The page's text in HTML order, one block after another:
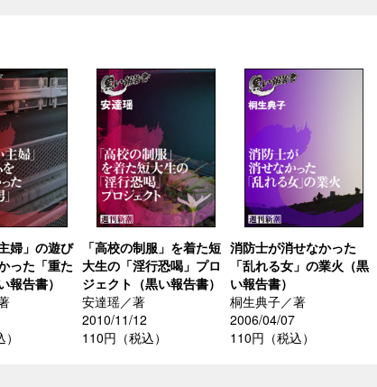
婦」の遊び
った「重た
報告書）
「高校の制服」を着た短
大生の「淫行恐喝」プロ
ジェクト（黒い報告書）
安達瑶／著
2010/11/12
110円（税込）
消防士が消せなかった
「乱れる女」の業火（黒
い報告書）
桐生典子／著
2006/04/07
110円（税込）